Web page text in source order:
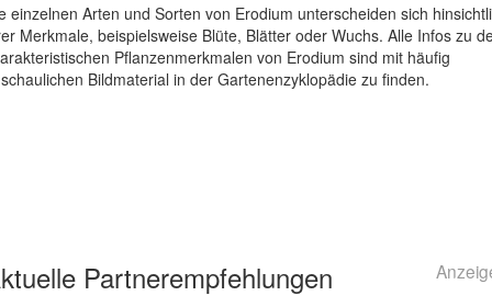
einzelnen Arten und Sorten von Erodium unterscheiden sich
Merkmale, beispielsweise Blüte, Blätter oder Wuchs. Alle Infos zu
Pflanzenmerkmalen von Erodium sind mit häufig
Bildmaterial in der Gartenenzyklopädie zu finden.
Partnerempfehlungen